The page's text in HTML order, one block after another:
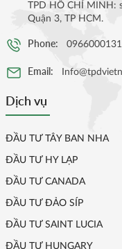
TPD HỒ CHÍ MINH:
Quận 3, TP HCM.
Phone: 0966000131
Email:
Dịch vụ
ĐẦU TƯ TÂY BAN NHA
ĐẦU TƯ HY LẠP
ĐẦU TƯ CANADA
ĐẦU TƯ ĐẢO SÍP
ĐẦU TƯ SAINT LUCIA
ĐẦU TƯ HUNGARY